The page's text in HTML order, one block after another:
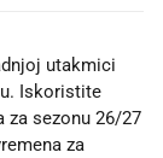
utakmici
Iskoristite
sezonu 26/27
za